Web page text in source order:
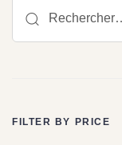
FILTER BY PRICE